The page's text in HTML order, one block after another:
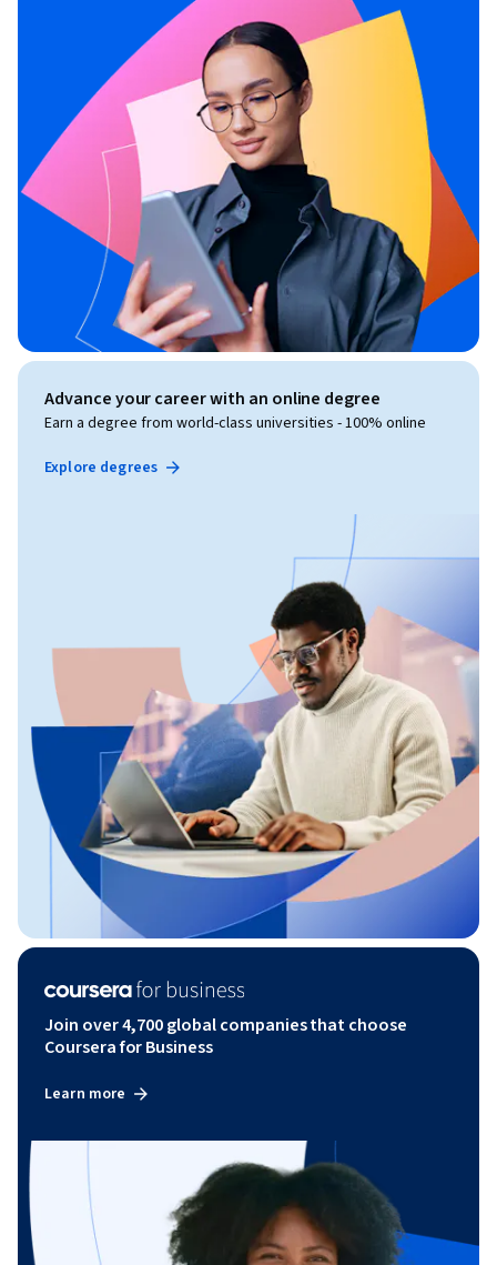
Advance your career with an online degree
Earn a degree from world-class universities - 100% online
Explore degrees
Join over 4,700 global companies that choose
Coursera for Business
Learn more